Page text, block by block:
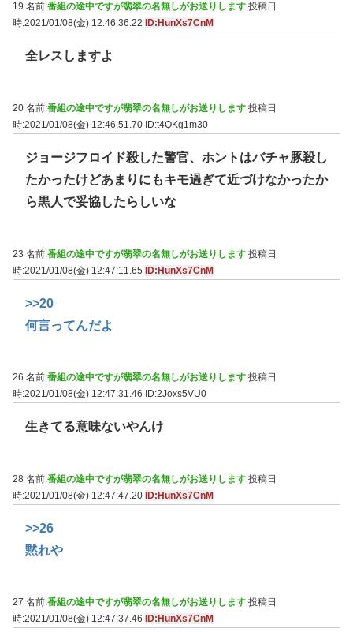
19 名前:番組の途中ですが翡翠の名無しがお送りします 投稿日
時:2021/01/08(金) 12:46:36.22
ID:HunXs7CnM
全レスしますよ
20 名前:番組の途中ですが翡翠の名無しがお送りします 投稿日
時:2021/01/08(金) 12:46:51.70 ID:t4QKg1m30
ジョージフロイド殺した警官、ホントはバチャ豚殺し
たかったけどあまりにもキモ過ぎて近づけなかったか
ら黒人で妥協したらしいな
23 名前:番組の途中ですが翡翠の名無しがお送りします 投稿日
時:2021/01/08(金) 12:47:11.65 ID:HunXs7CnM
>>20
何言ってんだよ
26 名前:番組の途中ですが翡翠の名無しがお送りします 投稿日
時:2021/01/08(金) 12:47:31.46
ID:2Joxs5VU0
生きてる意味ないやんけ
28 名前:番組の途中ですが翡翠の名無しがお送りします 投稿日
時:2021/01/08(金) 12:47:47.20 ID:HunXs7CnM
>>26
黙れや
27 名前:番組の途中ですが翡翠の名無しがお送りします 投稿日
時:2021/01/08(金) 12:47:37.46
ID:HunXs7CnM